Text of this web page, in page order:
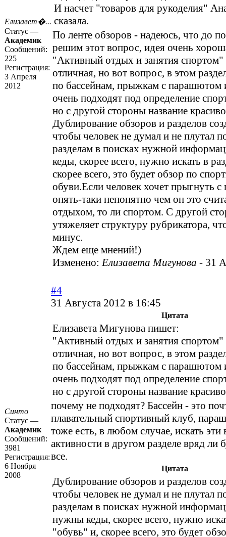
Елизавет�...
Статус —
Академик
Сообщений:
225
Регистрация:
3 Апреля
2012
И насчет "товаров для рукоделия"
сказала.
По ленте обзоров - надеюсь, что до
решим этот вопрос, идея очень
"Активный отдых и занятия спортом"
отличная, но вот вопрос, в этом
по бассейнам, прыжкам с парашютом
очень подходят под определение
но с другой стороны название
Дублирование обзоров и разделов
чтобы человек не думал и не плутал
разделам в поисках нужной
кеды, скорее всего, нужно искать в
скорее всего, это будет обзор по
обуви.Если человек хочет прыгнуть
опять-таки непонятно чем он это
отдыхом, то ли спортом. С другой
утяжеляет структуру рубрикатора,
минус.
Ждем еще мнений!)
Изменено:Елизавета Мигунова - 31
Синто
Статус —
Академик
Сообщений:
3981
Регистрация:
6 Ноября
2008
#4
31 Августа 2012 в 16:45
Цитата
Елизавета Мигунова пишет:
"Активный отдых и занятия спортом"
отличная, но вот вопрос, в этом
по бассейнам, прыжкам с парашютом
очень подходят под определение
но с другой стороны название
почему не подходят? Бассейн - это
плавательный спортивный клуб,
тоже есть, в любом случае, искать эти
активности в другом разделе вряд ли
все.
Цитата
Дублирование обзоров и разделов
чтобы человек не думал и не плутал
разделам в поисках нужной
нужны кеды, скорее всего, нужно
"обувь" и, скорее всего, это будет